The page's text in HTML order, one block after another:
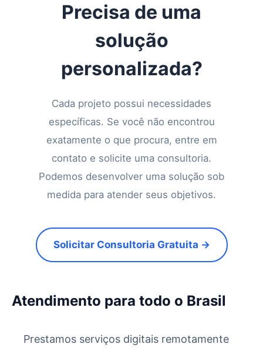
Precisa de uma
solução
personalizada?
Cada projeto possui necessidades
específicas. Se você não encontrou
exatamente o que procura, entre em
contato e solicite uma consultoria.
Podemos desenvolver uma solução sob
medida para atender seus objetivos.
Solicitar Consultoria Gratuita →
Atendimento para todo o Brasil
Prestamos serviços digitais remotamente